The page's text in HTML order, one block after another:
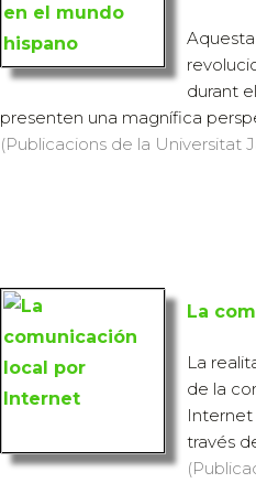
durant
presenten una magnífica
(Publicacions de la Universitat
La
La
de la
Internet
través